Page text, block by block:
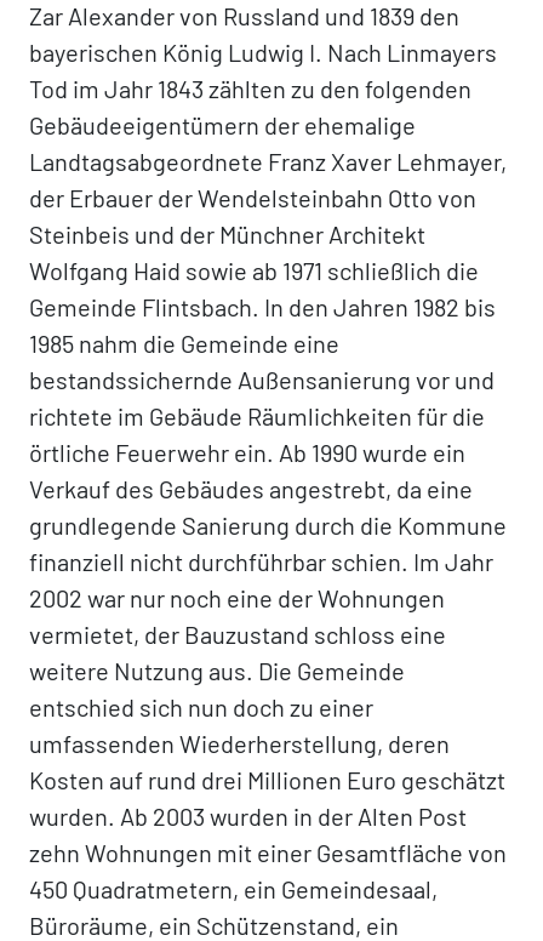
Zar Alexander von Russland und 1839 den
bayerischen König Ludwig I. Nach Linmayers
Tod im Jahr 1843 zählten zu den folgenden
Gebäudeeigentümern der ehemalige
Landtagsabgeordnete Franz Xaver Lehmayer,
der Erbauer der Wendelsteinbahn Otto von
Steinbeis und der Münchner Architekt
Wolfgang Haid sowie ab 1971 schließlich die
Gemeinde Flintsbach. In den Jahren 1982 bis
1985 nahm die Gemeinde eine
bestandssichernde Außensanierung vor und
richtete im Gebäude Räumlichkeiten für die
örtliche Feuerwehr ein. Ab 1990 wurde ein
Verkauf des Gebäudes angestrebt, da eine
grundlegende Sanierung durch die Kommune
finanziell nicht durchführbar schien. Im Jahr
2002 war nur noch eine der Wohnungen
vermietet, der Bauzustand schloss eine
weitere Nutzung aus. Die Gemeinde
entschied sich nun doch zu einer
umfassenden Wiederherstellung, deren
Kosten auf rund drei Millionen Euro geschätzt
wurden. Ab 2003 wurden in der Alten Post
zehn Wohnungen mit einer Gesamtfläche von
450 Quadratmetern, ein Gemeindesaal,
Büroräume, ein Schützenstand, ein